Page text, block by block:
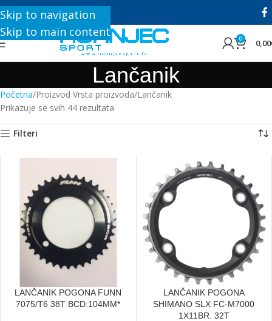
Skip to navigation
Skip to main content
+385 1 8896 200
0 0,00
Lančanik
Početna Proizvod Vrsta proizvoda Lančanik
Prikazuje se svih 44 rezultata
Filteri
LANČANIK POGONA FUNN
7075/T6 38T BCD:104MM*
LANČANIK POGONA
SHIMANO SLX FC-M7000
1X11BR. 32T